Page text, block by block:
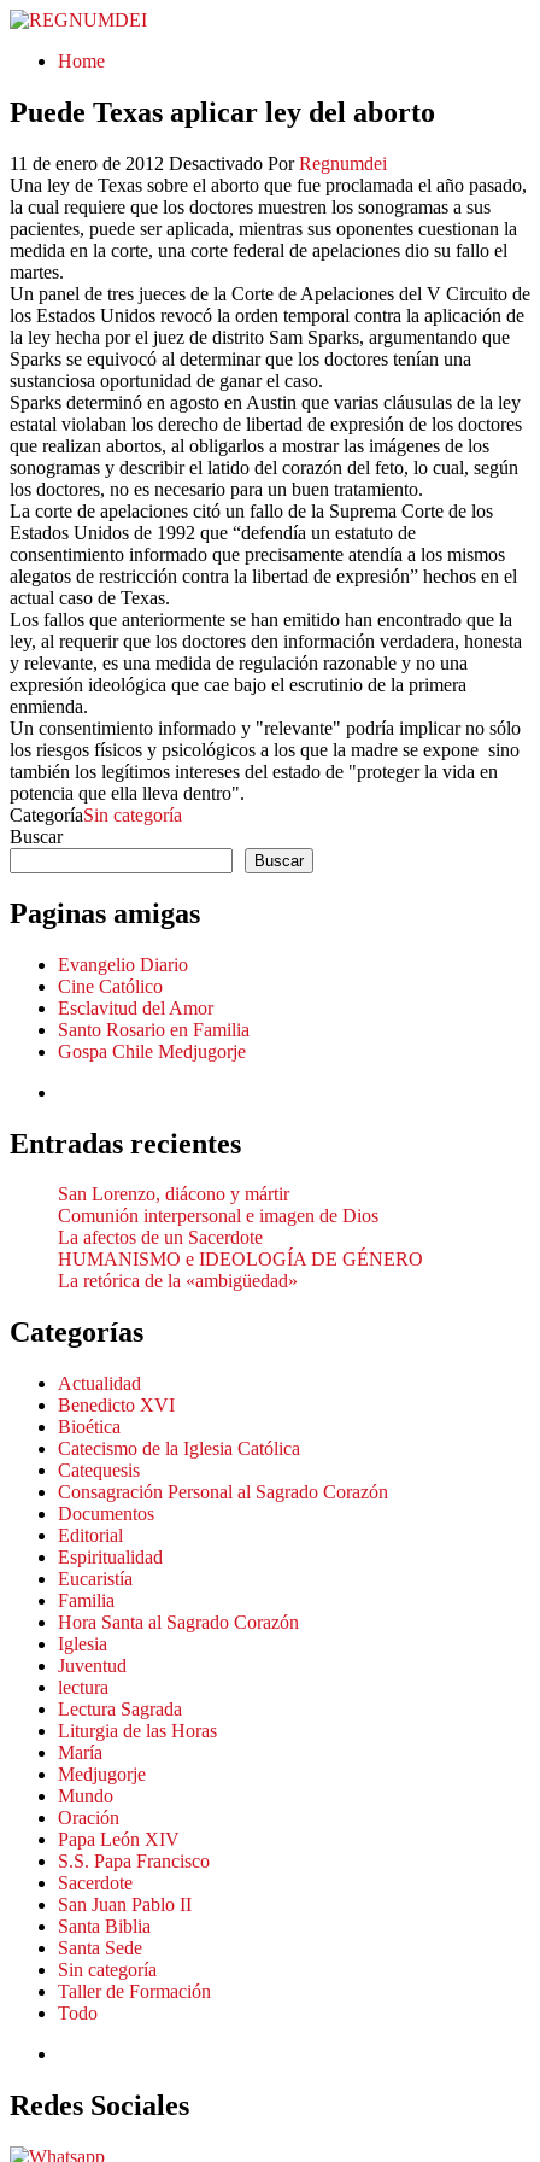
REGNUMDEI
Home
Puede Texas aplicar ley del aborto
11 de enero de 2012 Desactivado Por Regnumdei
Una ley de Texas sobre el aborto que fue proclamada el año pasado,
la cual requiere que los doctores muestren los sonogramas a sus
pacientes, puede ser aplicada, mientras sus oponentes cuestionan la
medida en la corte, una corte federal de apelaciones dio su fallo el
martes.
Un panel de tres jueces de la Corte de Apelaciones del V Circuito de
los Estados Unidos revocó la orden temporal contra la aplicación de
la ley hecha por el juez de distrito Sam Sparks, argumentando que
Sparks se equivocó al determinar que los doctores tenían una
sustanciosa oportunidad de ganar el caso.
Sparks determinó en agosto en Austin que varias cláusulas de la ley
estatal violaban los derecho de libertad de expresión de los doctores
que realizan abortos, al obligarlos a mostrar las imágenes de los
sonogramas y describir el latido del corazón del feto, lo cual, según
los doctores, no es necesario para un buen tratamiento.
La corte de apelaciones citó un fallo de la Suprema Corte de los
Estados Unidos de 1992 que “defendía un estatuto de
consentimiento informado que precisamente atendía a los mismos
alegatos de restricción contra la libertad de expresión” hechos en el
actual caso de Texas.
Los fallos que anteriormente se han emitido han encontrado que la
ley, al requerir que los doctores den información verdadera, honesta
y relevante, es una medida de regulación razonable y no una
expresión ideológica que cae bajo el escrutinio de la primera
enmienda.
Un consentimiento informado y "relevante" podría implicar no sólo
los riesgos físicos y psicológicos a los que la madre se expone sino
también los legítimos intereses del estado de "proteger la vida en
potencia que ella lleva dentro".
CategoríaSin categoría
Buscar
Buscar
Paginas amigas
Evangelio Diario
Cine Católico
Esclavitud del Amor
Santo Rosario en Familia
Gospa Chile Medjugorje
Entradas recientes
San Lorenzo, diácono y mártir
Comunión interpersonal e imagen de Dios
La afectos de un Sacerdote
HUMANISMO e IDEOLOGÍA DE GÉNERO
La retórica de la «ambigüedad»
Categorías
Actualidad
Benedicto XVI
Bioética
Catecismo de la Iglesia Católica
Catequesis
Consagración Personal al Sagrado Corazón
Documentos
Editorial
Espiritualidad
Eucaristía
Familia
Hora Santa al Sagrado Corazón
Iglesia
Juventud
lectura
Lectura Sagrada
Liturgia de las Horas
María
Medjugorje
Mundo
Oración
Papa León XIV
S.S. Papa Francisco
Sacerdote
San Juan Pablo II
Santa Biblia
Santa Sede
Sin categoría
Taller de Formación
Todo
Redes Sociales